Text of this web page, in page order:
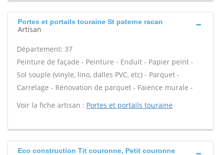
Portes et portails touraine St paterne racan
Artisan
Département: 37
Peinture de façade - Peinture - Enduit - Papier peint -
Sol souple (vinyle, lino, dalles PVC, etc) - Parquet -
Carrelage - Rénovation de parquet - Faïence murale -
Voir la fiche artisan : Portes et portails touraine
Eco construction Tit couronne, Petit couronne